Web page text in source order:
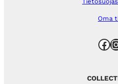
Oma
Facebook